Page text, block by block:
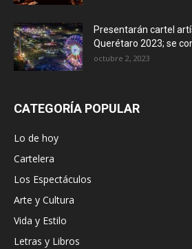
Presentarán cartel
Querétaro 2023; se
octubre 2, 2023
CATEGORÍA POPULAR
Lo de hoy
Cartelera
Los Espectáculos
Arte y Cultura
Vida y Estilo
Letras y Libros